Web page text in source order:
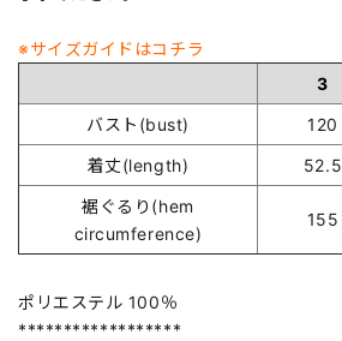
※サイズガイドはコチラ
3
バスト(bust)
120
着丈(length)
52.5
裾ぐるり(hem
circumference)
155
ポリエステル 100％
******************